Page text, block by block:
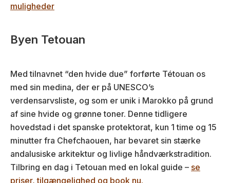
muligheder
Byen Tetouan
Med tilnavnet “den hvide due” forførte Tétouan os
med sin medina, der er på UNESCO’s
verdensarvsliste, og som er unik i Marokko på grund
af sine hvide og grønne toner. Denne tidligere
hovedstad i det spanske protektorat, kun 1 time og 15
minutter fra Chefchaouen, har bevaret sin stærke
andalusiske arkitektur og livlige håndværkstradition.
Tilbring en dag i Tetouan med en lokal guide – se
priser, tilgængelighed og book nu.